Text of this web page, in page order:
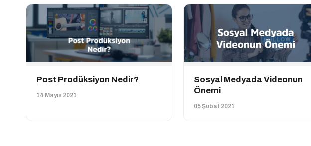
Post Prodüksiyon Nedir?
14 Mayıs 2021
Sosyal Medyada Videonun
Önemi
05 Şubat 2021